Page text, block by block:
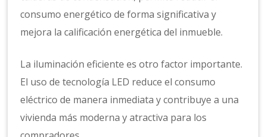
consumo energético de forma significativa y
mejora la calificación energética del inmueble.
La iluminación eficiente es otro factor importante.
El uso de tecnología LED reduce el consumo
eléctrico de manera inmediata y contribuye a una
vivienda más moderna y atractiva para los